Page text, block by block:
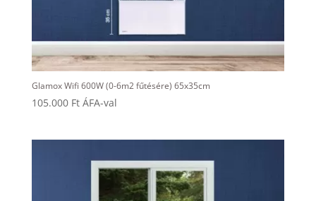
Glamox Wifi 600W (0-6m2 fűtésére) 65x35cm
105.000 Ft ÁFA-val